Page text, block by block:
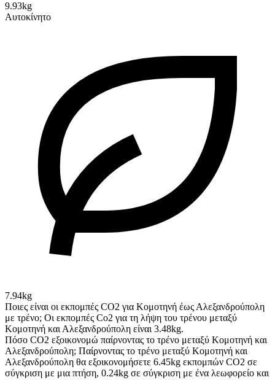
9.93kg
Αυτοκίνητο
7.94kg
Ποιες είναι οι εκπομπές CO2 για Κομοτηνή έως Αλεξανδρούπολη
με τρένο; Οι εκπομπές Co2 για τη λήψη του τρένου μεταξύ
Κομοτηνή και Αλεξανδρούπολη είναι 3.48kg.
Πόσο CO2 εξοικονομώ παίρνοντας το τρένο μεταξύ Κομοτηνή και
Αλεξανδρούπολη; Παίρνοντας το τρένο μεταξύ Κομοτηνή και
Αλεξανδρούπολη θα εξοικονομήσετε 6.45kg εκπομπών CO2 σε
σύγκριση με μια πτήση, 0.24kg σε σύγκριση με ένα λεωφορείο και